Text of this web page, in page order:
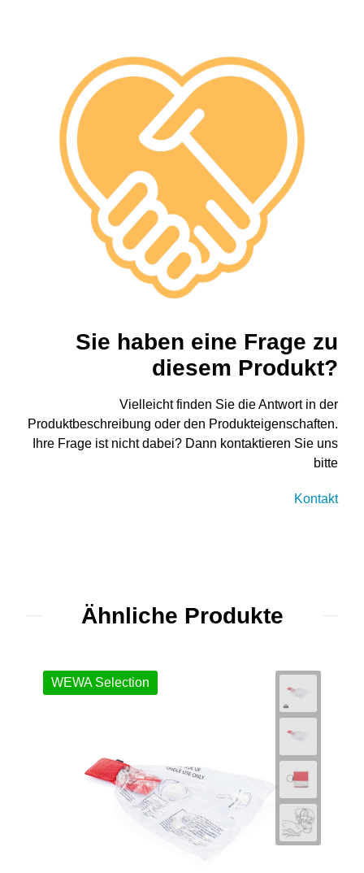
Sie haben eine Frage zu
diesem Produkt?
Vielleicht finden Sie die Antwort in der
Produktbeschreibung oder den Produkteigenschaften.
Ihre Frage ist nicht dabei? Dann kontaktieren Sie uns
bitte
Kontakt
Ähnliche Produkte
WEWA Selection